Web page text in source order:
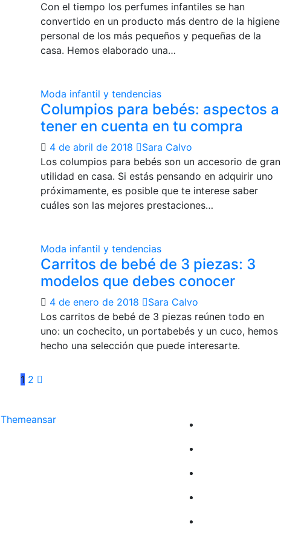
Con el tiempo los perfumes infantiles se han
convertido en un producto más dentro de la higiene
personal de los más pequeños y pequeñas de la
casa. Hemos elaborado una…
Moda infantil y tendencias
Columpios para bebés: aspectos a
tener en cuenta en tu compra
4 de abril de 2018
Sara Calvo
Los columpios para bebés son un accesorio de gran
utilidad en casa. Si estás pensando en adquirir uno
próximamente, es posible que te interese saber
cuáles son las mejores prestaciones…
Moda infantil y tendencias
Carritos de bebé de 3 piezas: 3
modelos que debes conocer
4 de enero de 2018
Sara Calvo
Los carritos de bebé de 3 piezas reúnen todo en
uno: un cochecito, un portabebés y un cuco, hemos
hecho una selección que puede interesarte.
Paginación
entradas
1 2
Themeansar